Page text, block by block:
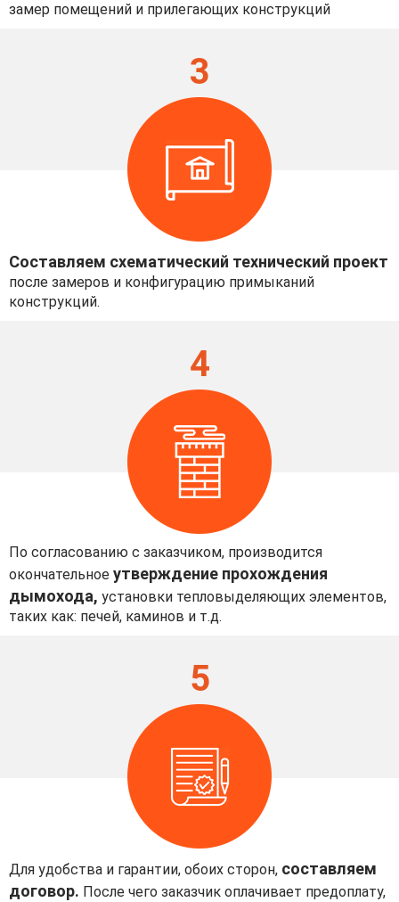
замер помещений и прилегающих конструкций
Составляем схематический технический проект
после замеров и конфигурацию примыканий
конструкций.
3
По согласованию с заказчиком, производится
окончательное утверждение прохождения
дымохода, установки тепловыделяющих элементов,
таких как: печей, каминов и т.д.
4
Для удобства и гарантии, обоих сторон, составляем
договор. После чего заказчик оплачивает предоплату,
5